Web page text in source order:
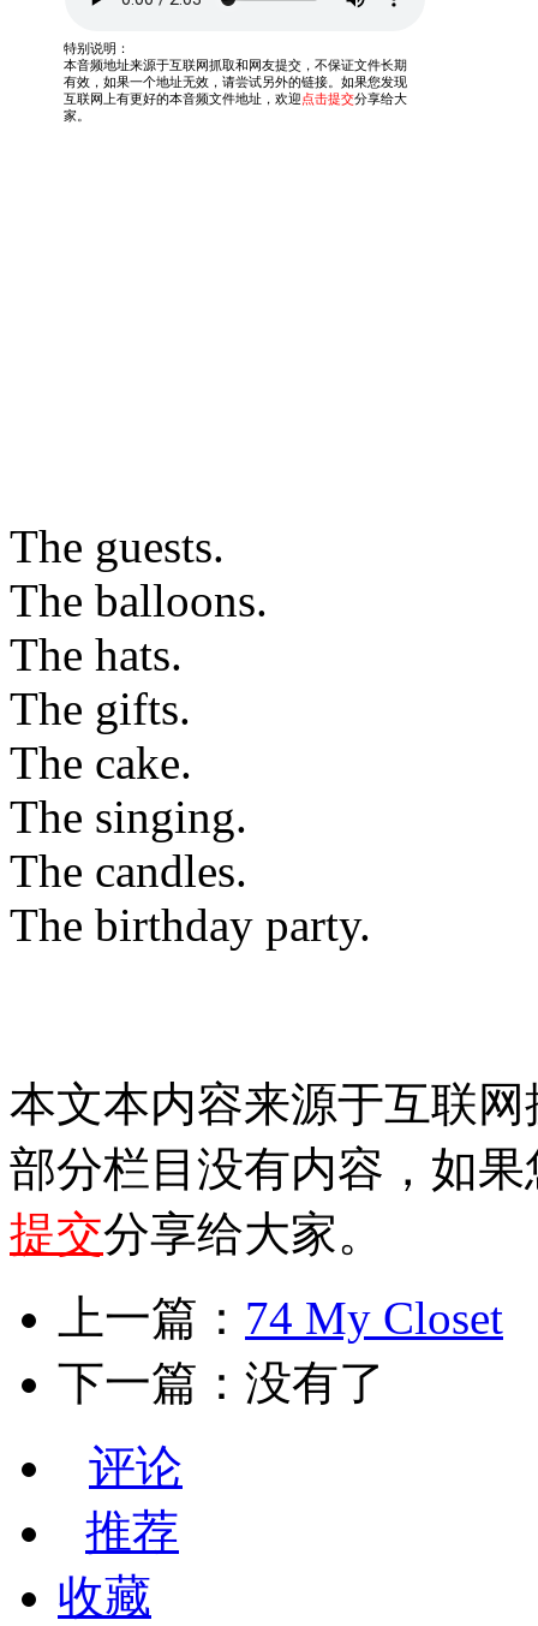
The guests.
The balloons.
The hats.
The gifts.
The cake.
The singing.
The candles.
The birthday party.
本文本内容来源于互联
部分栏目没有内容，如
提交分享给大家。
上一篇： 74 My Closet
下一篇：没有了
评论
推荐
收藏